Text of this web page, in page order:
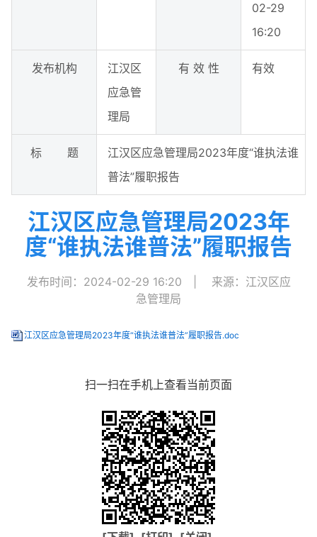
02-29
16:20
发布机构
江汉区
应急管
理局
有 效 性 有效
标 题
江汉区应急管理局2023年度“谁执法谁
普法”履职报告
江汉区应急管理局2023年
度“谁执法谁普法”履职报告
发布时间：2024-02-29 16:20
来源：江汉区应
急管理局
江汉区应急管理局2023年度“谁执法谁普法”履职报告.doc
扫一扫在手机上查看当前页面